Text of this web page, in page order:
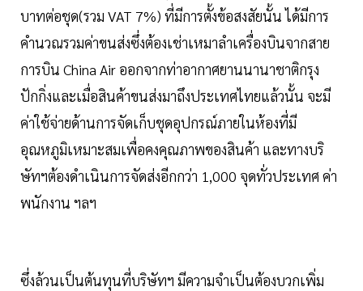
บาทต่อชุด(รวม VAT 7%) ที่มีการตั้งข้อสงสัยนั้น ได้มีการ
คำนวณรวมค่าขนส่งซึ่งต้องเช่าเหมาลำเครื่องบินจากสาย
การบิน China Air ออกจากท่าอากาศยานนานาชาติกรุง
ปักกิ่งและเมื่อสินค้าขนส่งมาถึงประเทศไทยแล้วนั้น จะมี
ค่าใช้จ่ายด้านการจัดเก็บชุดอุปกรณ์ภายในห้องที่มี
อุณหภูมิเหมาะสมเพื่อคงคุณภาพของสินค้า และทางบริ
ษัทฯต้องดำเนินการจัดส่งอีกกว่า 1,000 จุดทั่วประเทศ ค่า
พนักงาน ฯลฯ
ซึ่งล้วนเป็นต้นทุนที่บริษัทฯ มีความจำเป็นต้องบวกเพิ่ม